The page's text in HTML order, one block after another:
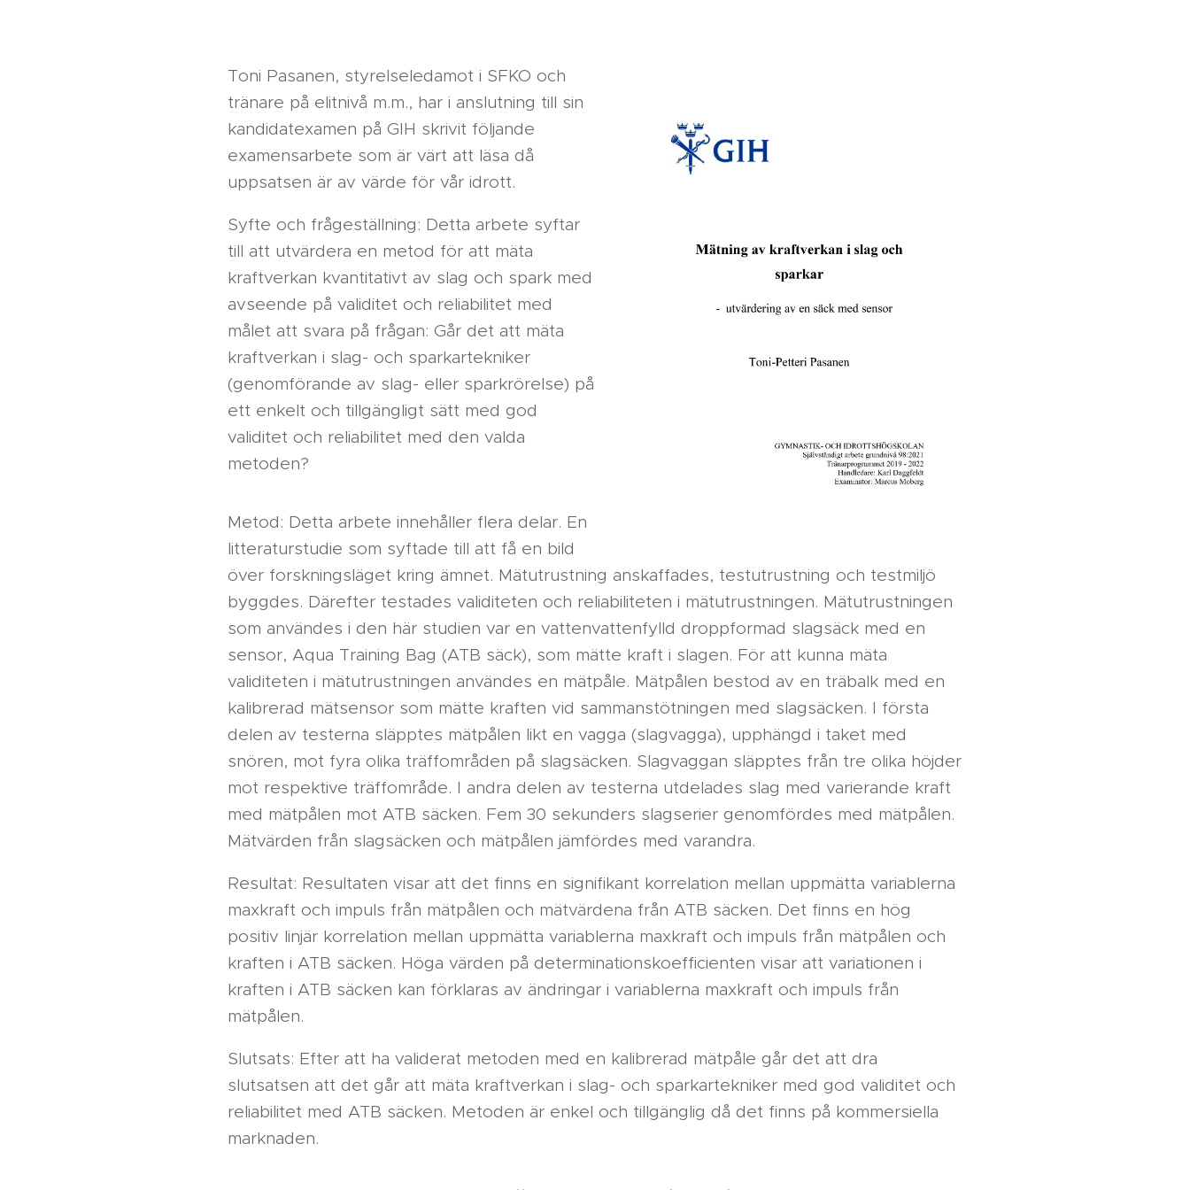
Toni Pasanen, styrelseledamot i SFKO och
tränare på elitnivå m.m., har i anslutning till sin
kandidatexamen på GIH skrivit följande
examensarbete som är värt att läsa då
uppsatsen är av värde för vår idrott.
Syfte och frågeställning: Detta arbete syftar
till att utvärdera en metod för att mäta
kraftverkan kvantitativt av slag och spark med
avseende på validitet och reliabilitet med
målet att svara på frågan: Går det att mäta
kraftverkan i slag- och sparkartekniker
(genomförande av slag- eller sparkrörelse) på
ett enkelt och tillgängligt sätt med god
validitet och reliabilitet med den valda
metoden?
Metod: Detta arbete innehåller flera delar. En
litteraturstudie som syftade till att få en bild
över forskningsläget kring ämnet. Mätutrustning anskaffades, testutrustning och testmiljö
byggdes. Därefter testades validiteten och reliabiliteten i mätutrustningen. Mätutrustningen
som användes i den här studien var en vattenvattenfylld droppformad slagsäck med en
sensor, Aqua Training Bag (ATB säck), som mätte kraft i slagen. För att kunna mäta
validiteten i mätutrustningen användes en mätpåle. Mätpålen bestod av en träbalk med en
kalibrerad mätsensor som mätte kraften vid sammanstötningen med slagsäcken. I första
delen av testerna släpptes mätpålen likt en vagga (slagvagga), upphängd i taket med
snören, mot fyra olika träffområden på slagsäcken. Slagvaggan släpptes från tre olika höjder
mot respektive träffområde. I andra delen av testerna utdelades slag med varierande kraft
med mätpålen mot ATB säcken. Fem 30 sekunders slagserier genomfördes med mätpålen.
Mätvärden från slagsäcken och mätpålen jämfördes med varandra.
Resultat: Resultaten visar att det finns en signifikant korrelation mellan uppmätta variablerna
maxkraft och impuls från mätpålen och mätvärdena från ATB säcken. Det finns en hög
positiv linjär korrelation mellan uppmätta variablerna maxkraft och impuls från mätpålen och
kraften i ATB säcken. Höga värden på determinationskoefficienten visar att variationen i
kraften i ATB säcken kan förklaras av ändringar i variablerna maxkraft och impuls från
mätpålen.
Slutsats: Efter att ha validerat metoden med en kalibrerad mätpåle går det att dra
slutsatsen att det går att mäta kraftverkan i slag- och sparkartekniker med god validitet och
reliabilitet med ATB säcken. Metoden är enkel och tillgänglig då det finns på kommersiella
marknaden.